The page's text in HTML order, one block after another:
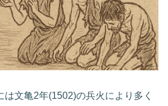
文亀2年(1502)の兵火により多く